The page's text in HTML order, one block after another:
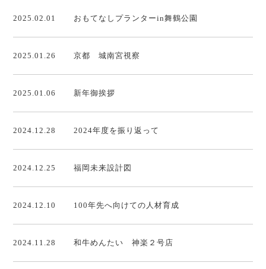
2025.02.01 おもてなしプランターin舞鶴公園
2025.01.26 京都 城南宮視察
2025.01.06 新年御挨拶
2024.12.28 2024年度を振り返って
2024.12.25 福岡未来設計図
2024.12.10 100年先へ向けての人材育成
2024.11.28 和牛めんたい 神楽２号店